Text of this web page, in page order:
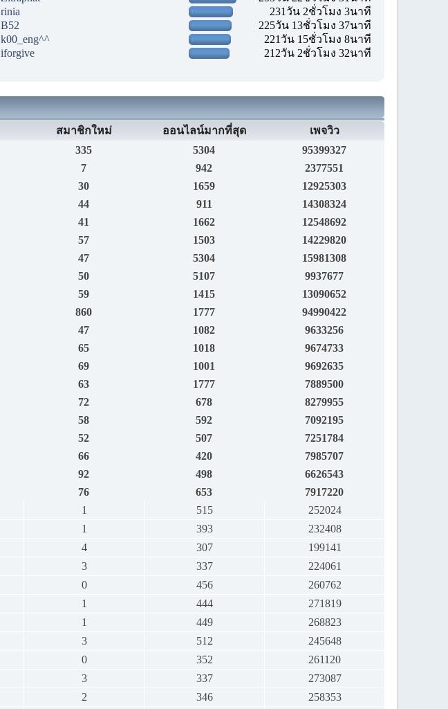
rinia
231วัน 2ชั่วโมง 3นาที
B52
225วัน 13ชั่วโมง 37นาที
k00_eng^^
221วัน 15ชั่วโมง 8นาที
iforgive
212วัน 2ชั่วโมง 32นาที
สมาชิกใหม่ ออนไลน์มากที่สุด
เพจวิว
335 5304
95399327
7 942
2377551
30 1659
12925303
44 911
14308324
41 1662
12548692
57 1503
14229820
47 5304
15981308
50 5107
9937677
59 1415
13090652
860 1777
94990422
47 1082
9633256
65 1018
9674733
69 1001
9692635
63 1777
7889500
72 678
8279955
58 592
7092195
52 507
7251784
66 420
7985707
92 498
6626543
76 653
7917220
1 515
252024
1 393
232408
4 307
199141
3 337
224061
0 456
260762
1 444
271819
1 449
268823
3 512
245648
0 352
261120
3 337
273087
2 346 258353